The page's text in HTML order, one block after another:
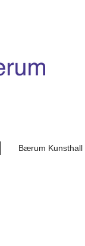
Bærum Kunsthall